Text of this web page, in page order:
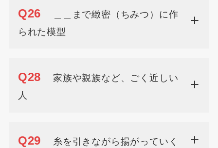
Q26
＿＿まで緻密（ちみつ）に作
られた模型
Q28
家族や親族など、ごく近しい
人
Q29 糸を引きながら揚がっていく